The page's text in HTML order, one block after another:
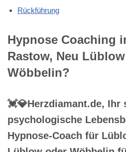
Rückführung
Hypnose Coaching
Rastow, Neu
Wöbbelin?
💓️💎Herzdiamant.de, Ihr
psychologische
Hypnose-Coach für